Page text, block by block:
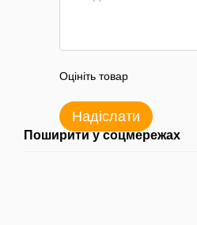
Оцініть товар
Надіслати
Поширити у соцмережах